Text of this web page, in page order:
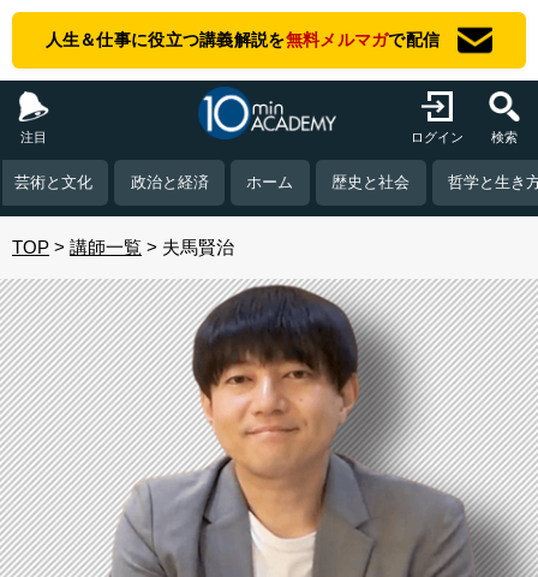
人生＆仕事に役立つ講義解説を無料メルマガで配信
注目 ログイン 検索
芸術と文化 政治と経済 ホーム 歴史と社会 哲学と生き
TOP 講師一覧 夫馬賢治